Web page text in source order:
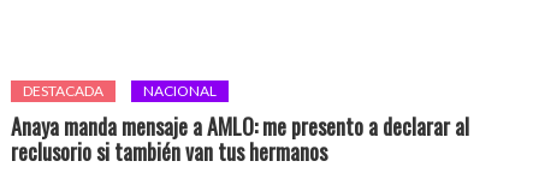
DESTACADA NACIONAL
Anaya manda mensaje a AMLO: me presento a declarar al
reclusorio si también van tus hermanos